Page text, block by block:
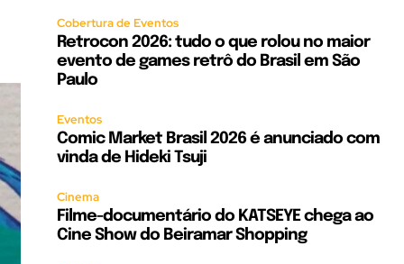
Cobertura de Eventos
Retrocon 2026: tudo o que rolou no maior
evento de games retrô do Brasil em São
Paulo
Eventos
Comic Market Brasil 2026 é anunciado com
vinda de Hideki Tsuji
Cinema
Filme-documentário do KATSEYE chega ao
Cine Show do Beiramar Shopping